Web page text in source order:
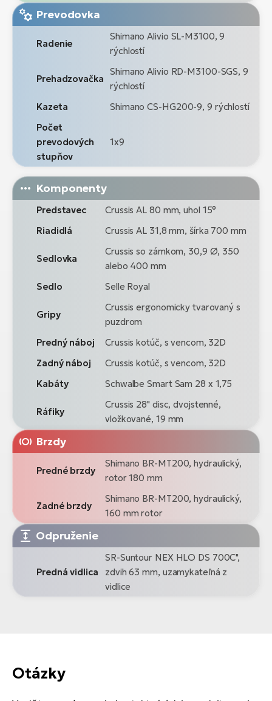
Prevodovka
Radenie
Shimano Alivio SL-M3100, 9
rýchlostí
Prehadzovačka
Shimano Alivio RD-M3100-SGS, 9
rýchlostí
Kazeta
Shimano CS-HG200-9, 9 rýchlostí
Počet
prevodových
stupňov
1x9
Komponenty
Predstavec
Crussis AL 80 mm, uhol 15°
Riadidlá
Crussis AL 31,8 mm, šírka 700 mm
Sedlovka
Crussis so zámkom, 30,9 Ø, 350
alebo 400 mm
Sedlo
Selle Royal
Gripy
Crussis ergonomicky tvarovaný s
puzdrom
Predný náboj
Crussis kotúč, s vencom, 32D
Zadný náboj
Crussis kotúč, s vencom, 32D
Kabáty
Schwalbe Smart Sam 28 x 1,75
Ráfiky
Crussis 28" disc, dvojstenné,
vložkované, 19 mm
Brzdy
Predné brzdy
Shimano BR-MT200, hydraulický,
rotor 180 mm
Zadné brzdy
Shimano BR-MT200, hydraulický,
160 mm rotor
Odpruženie
Predná vidlica
SR-Suntour NEX HLO DS 700C",
zdvih 63 mm, uzamykateľná z
vidlice
Otázky